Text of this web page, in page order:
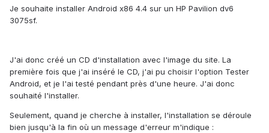
Je souhaite installer Android x86 4.4 sur un HP Pavilion dv6
3075sf.
J'ai donc créé un CD d'installation avec l'image du site. La
première fois que j'ai inséré le CD, j'ai pu choisir l'option Tester
Android, et je l'ai testé pendant près d'une heure. J'ai donc
souhaité l'installer.
Seulement, quand je cherche à installer, l'installation se déroule
bien jusqu'à la fin où un message d'erreur m'indique :